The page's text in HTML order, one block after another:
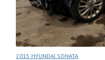
2015 HYUNDAI SONATA